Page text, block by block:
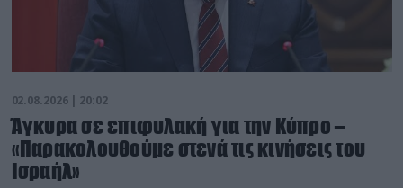
02.08.2026 | 20:02
Άγκυρα σε επιφυλακή για την Κύπρο –
«Παρακολουθούμε στενά τις κινήσεις του
Ισραήλ»